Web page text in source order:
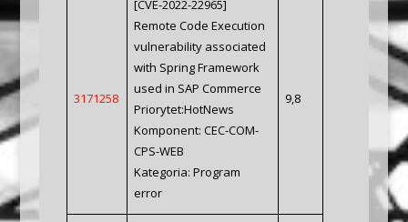
3171258
[CVE-2022-22965]
Remote Code Execution
vulnerability associated
with Spring Framework
used in SAP Commerce
Priorytet:HotNews
Komponent: CEC-COM-
CPS-WEB
Kategoria: Program
error
9,8